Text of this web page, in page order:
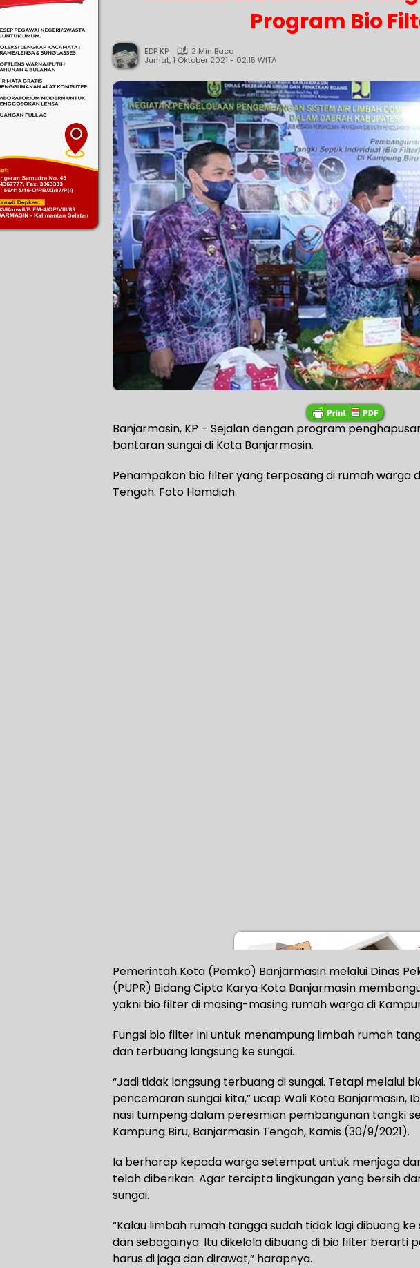
Program Bio
EDP KP
2 Min Baca
Jumat, 1 Oktober 2021 - 02:15 WITA
Banjarmasin, KP – Sejalan dengan program
bantaran sungai di Kota Banjarmasin.
Penampakan bio filter yang terpasang di rumah warga
Tengah. Foto Hamdiah.
Pemerintah Kota (Pemko) Banjarmasin melalui Dinas
(PUPR) Bidang Cipta Karya Kota Banjarmasin
yakni bio filter di masing-masing rumah warga di
Fungsi bio filter ini untuk menampung limbah rumah
dan terbuang langsung ke sungai.
“Jadi tidak langsung terbuang di sungai. Tetapi melalui
pencemaran sungai kita,” ucap Wali Kota Banjarmasin,
nasi tumpeng dalam peresmian pembangunan tangki
Kampung Biru, Banjarmasin Tengah, Kamis (30/9/2021).
Ia berharap kepada warga setempat untuk menjaga
telah diberikan. Agar tercipta lingkungan yang bersih
sungai.
“Kalau limbah rumah tangga sudah tidak lagi dibuang
dan sebagainya. Itu dikelola dibuang di bio filter berarti
harus di jaga dan dirawat,” harapnya.